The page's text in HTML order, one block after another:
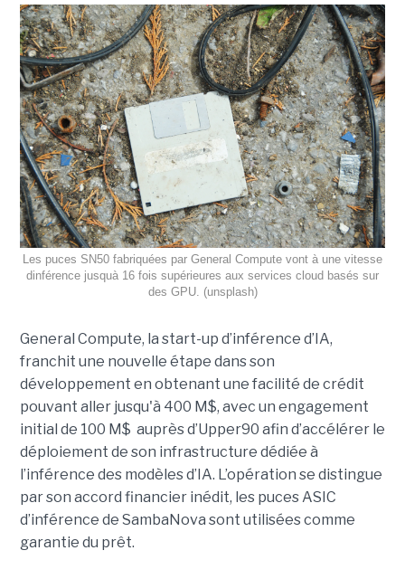
Les puces SN50 fabriquées par General Compute vont à une vitesse
dinférence jusquà 16 fois supérieures aux services cloud basés sur
des GPU. (unsplash)
General Compute, la start-up d’inférence d’IA,
franchit une nouvelle étape dans son
développement en obtenant une facilité de crédit
pouvant aller jusqu'à 400 M$, avec un engagement
initial de 100 M$ auprès d’Upper90 afin d’accélérer le
déploiement de son infrastructure dédiée à
l’inférence des modèles d’IA. L’opération se distingue
par son accord financier inédit, les puces ASIC
d’inférence de SambaNova sont utilisées comme
garantie du prêt.